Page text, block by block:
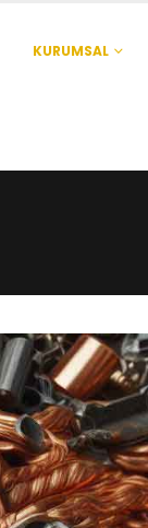
KURUMSAL